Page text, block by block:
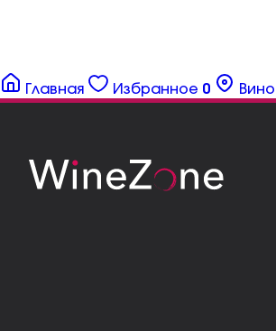
Главная Избранное 0